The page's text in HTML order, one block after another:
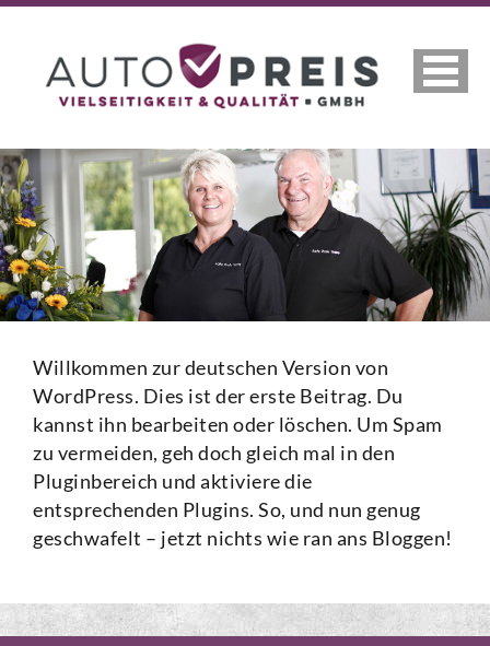
Willkommen zur deutschen Version von
WordPress. Dies ist der erste Beitrag. Du
kannst ihn bearbeiten oder löschen. Um Spam
zu vermeiden, geh doch gleich mal in den
Pluginbereich und aktiviere die
entsprechenden Plugins. So, und nun genug
geschwafelt – jetzt nichts wie ran ans Bloggen!